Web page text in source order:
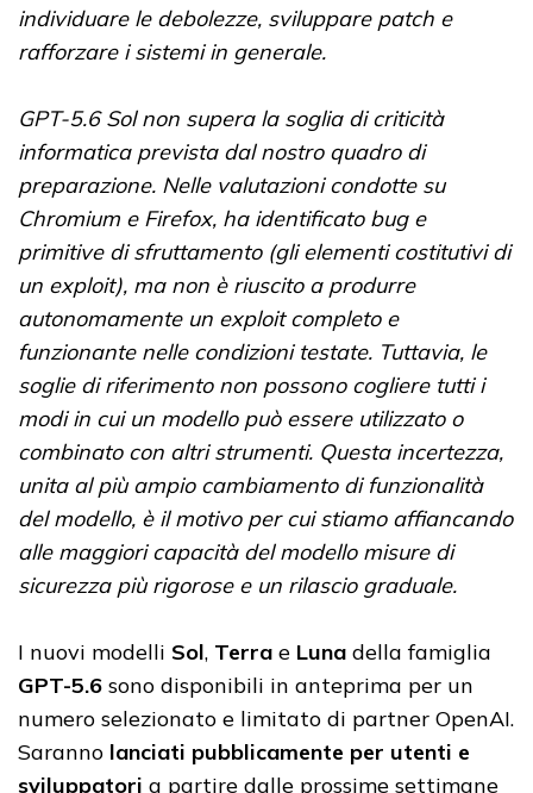
individuare le debolezze, sviluppare patch e
rafforzare i sistemi in generale.
GPT-5.6 Sol non supera la soglia di criticità
informatica prevista dal nostro quadro di
preparazione. Nelle valutazioni condotte su
Chromium e Firefox, ha identificato bug e
primitive di sfruttamento (gli elementi costitutivi di
un exploit), ma non è riuscito a produrre
autonomamente un exploit completo e
funzionante nelle condizioni testate. Tuttavia, le
soglie di riferimento non possono cogliere tutti i
modi in cui un modello può essere utilizzato o
combinato con altri strumenti. Questa incertezza,
unita al più ampio cambiamento di funzionalità
del modello, è il motivo per cui stiamo affiancando
alle maggiori capacità del modello misure di
sicurezza più rigorose e un rilascio graduale.
I nuovi modelli Sol, Terra e Luna della famiglia
GPT-5.6 sono disponibili in anteprima per un
numero selezionato e limitato di partner OpenAI.
Saranno lanciati pubblicamente per utenti e
sviluppatori a partire dalle prossime settimane